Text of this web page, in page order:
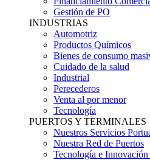
Gestión de PO
INDUSTRIAS
Automotriz
Productos Químicos
Bienes de consumo
Cuidado de la salud
Industrial
Perecederos
Venta al por menor
Tecnología
PUERTOS Y TERMINALES
Nuestros Servicios
Nuestra Red de Puertos
Tecnología e Innovación